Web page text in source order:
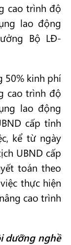
cao trình độ
lao động
Bộ LĐ-
50% kinh phí
cao trình độ
lao động
cấp tỉnh
kể từ ngày
UBND cấp
toán theo
thực hiện
cao trình
dưỡng nghề